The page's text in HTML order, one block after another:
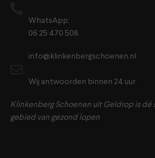
WhatsApp:
06 25 470 508
info@klinkenbergschoenen.nl
Wij antwoorden binnen 24 uur
Klinkenberg Schoenen uit Geldrop is dé
gebied van gezond lopen